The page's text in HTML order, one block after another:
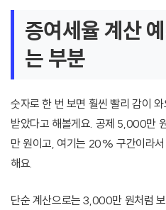
증여세율 계산
는 부분
숫자로 한 번 보면 훨씬 빨리 감이
받았다고 해볼게요. 공제 5,000만
만 원이고, 여기는 20% 구간이라
해요.
단순 계산으로는 3,000만 원처럼